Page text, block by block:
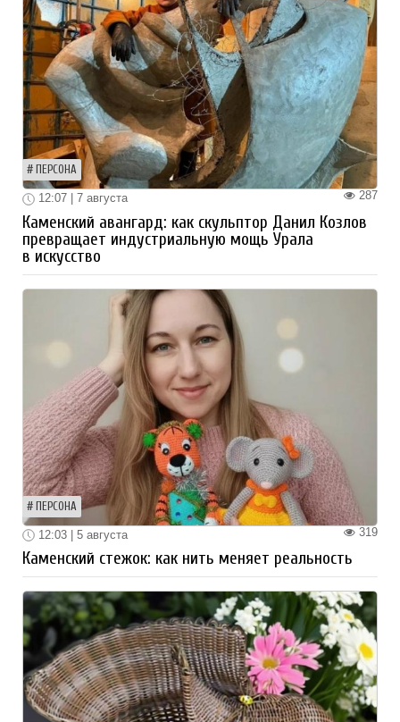
ПЕРСОНА
287
12:07 | 7 августа
Каменский авангард: как скульптор Данил Козлов
превращает индустриальную мощь Урала
в искусство
ПЕРСОНА
319
12:03 | 5 августа
Каменский стежок: как нить меняет реальность